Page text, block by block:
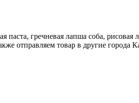
гречневая лапша соба, рисовая
отправляем товар в другие города